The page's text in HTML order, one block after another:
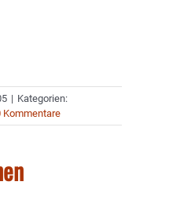
| Kategorien:
Kommentare